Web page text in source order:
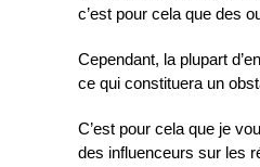
c’est pour cela que des
Cependant, la plupart
ce qui constituera un
C’est pour cela que je
des influenceurs sur les